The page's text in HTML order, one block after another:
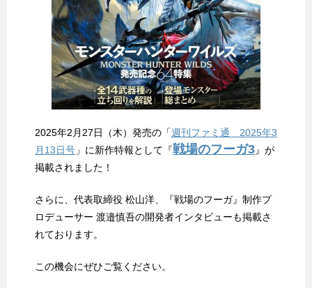
2025年2月27日（木）発売の「週刊ファミ通 2025年3
月13日号 」に新作特報として『戦場のフーガ3』が
掲載されました！
さらに、代表取締役 松山洋、『戦場のフーガ』制作プ
ロデューサー 渡邉慎吾の開発者インタビューも掲載さ
れております。
この機会にぜひご覧ください。